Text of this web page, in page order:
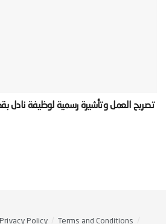
Privacy Policy Terms and Conditions